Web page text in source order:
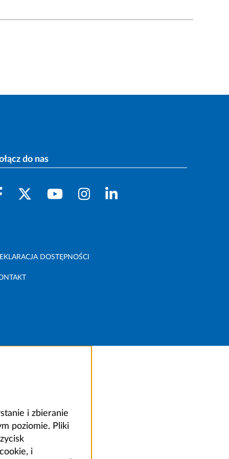
do nas
DOSTĘPNOŚCI
i zbieranie
poziomie. Pliki
i